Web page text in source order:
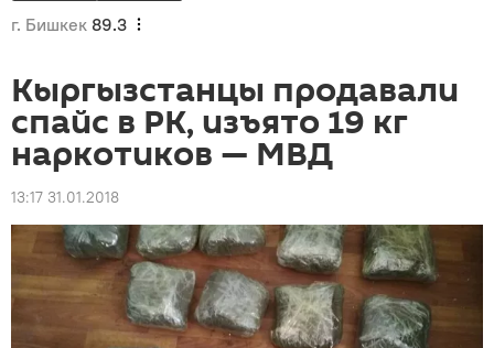
г. Бишкек 89.3
Кыргызстанцы продавали
спайс в РК, изъято 19 кг
наркотиков — МВД
13:17 31.01.2018